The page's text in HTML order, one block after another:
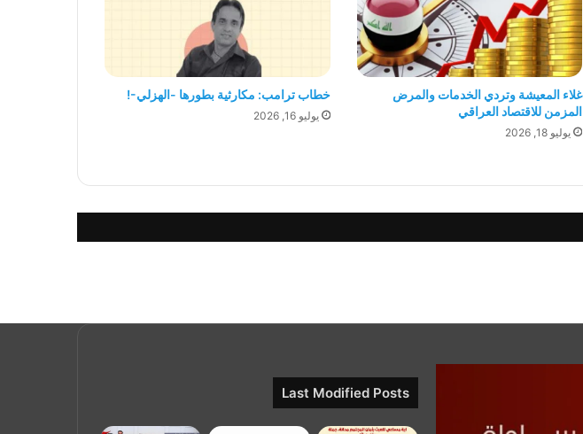
غلاء المعيشة وتردي الخدمات والمرض
المزمن للاقتصاد العراقي
يوليو 18, 2026
خطاب ترامب: مكارثية بطورها -الهزلي-!
يوليو 16, 2026
Last Modified Posts